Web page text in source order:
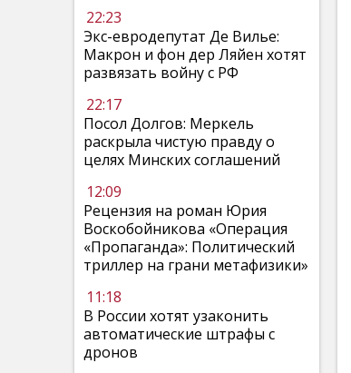
22:23
Экс-евродепутат Де Вилье:
Макрон и фон дер Ляйен хотят
развязать войну с РФ
22:17
Посол Долгов: Меркель
раскрыла чистую правду о
целях Минских соглашений
12:09
Рецензия на роман Юрия
Воскобойникова «Операция
«Пропаганда»: Политический
триллер на грани метафизики»
11:18
В России хотят узаконить
автоматические штрафы с
дронов